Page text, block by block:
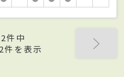
2件中
件を表示